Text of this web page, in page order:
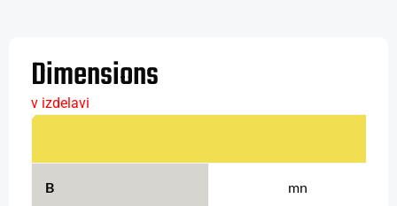
Dimensions
v izdelavi
B mn